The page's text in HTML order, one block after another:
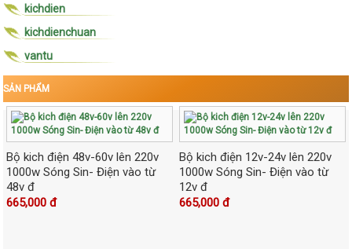
kichdien
kichdienchuan
vantu
SẢN PHẨM
Bộ kich điện 48v-60v lên 220v
1000w Sóng Sin- Điện vào từ
48v đ
665,000 đ
Bộ kich điện 12v-24v lên 220v
1000w Sóng Sin- Điện vào từ
12v đ
665,000 đ